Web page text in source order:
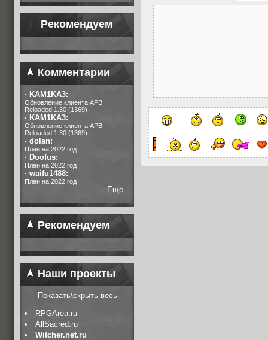
Рекомендуем
Комментарии
· KAM1KA3:
Обновление клиента APB
Reloaded 1.30 (1369)
· KAM1KA3:
Обновление клиента APB
Reloaded 1.30 (1369)
· dolan:
План на 2022 год
· Doofus:
План на 2022 год
· waifu1488:
План на 2022 год
Еще...
Рекомендуем
Наши проекты
Показать\скрыть весь
RPGArea.ru
AllSacred.ru
Witcher.net.ru